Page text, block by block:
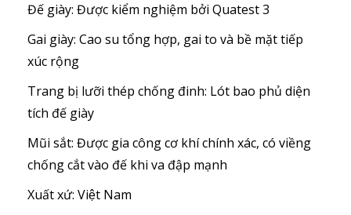
Đế giày: Được kiểm nghiệm bởi Quatest 3
Gai giày: Cao su tổng hợp, gai to và bề mặt tiếp
xúc rộng
Trang bị lưỡi thép chống đinh: Lót bao phủ diện
tích đế giày
Mũi sắt: Được gia công cơ khí chính xác, có viềng
chống cắt vào đế khi va đập mạnh
Xuất xứ: Việt Nam